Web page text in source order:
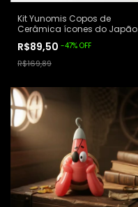
Kit Yunomis Copos de
Cerâmica ícones do Japão
R$89,50 -47% OFF
R$169,89